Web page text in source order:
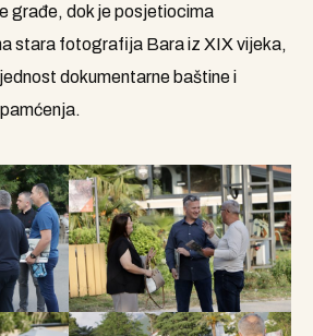
građe, dok je posjetiocima
stara fotografija Bara iz XIX vijeka,
dokumentarne baštine i